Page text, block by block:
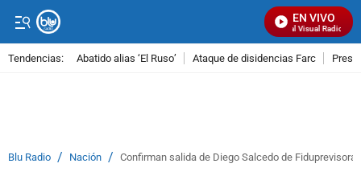
EN VIVO
Señal Visual Radio
Tendencias: Abatido alias ‘El Ruso’ Ataque de disidencias Farc
Blu Radio / Nación / Confirman salida de Diego Salcedo de